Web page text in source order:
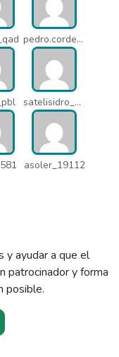
pedro.corderonunez_qab
satelisidro_pt5
asoler_19112
y ayudar a que el
patrocinador y forma
posible.